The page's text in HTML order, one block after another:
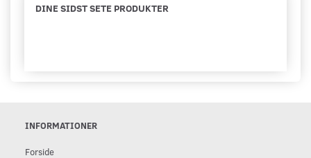
DINE SIDST SETE PRODUKTER
INFORMATIONER
Forside